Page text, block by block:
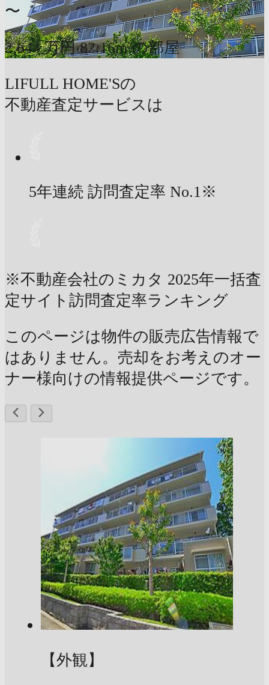
〜
2,644 万円 82.16m²の部屋
LIFULL HOME'Sの
不動産査定サービスは
5年連続 訪問査定率 No.1※
※不動産会社のミカタ 2025年一括査
定サイト訪問査定率ランキング
このページは物件の販売広告情報で
はありません。売却をお考えのオー
ナー様向けの情報提供ページです。
【外観】